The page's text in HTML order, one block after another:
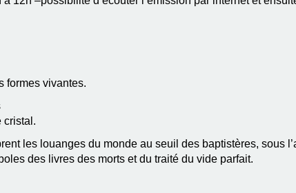
formes vivantes.
cristal.
les louanges du monde au seuil des baptistères, sous
des livres des morts et du traité du vide parfait.